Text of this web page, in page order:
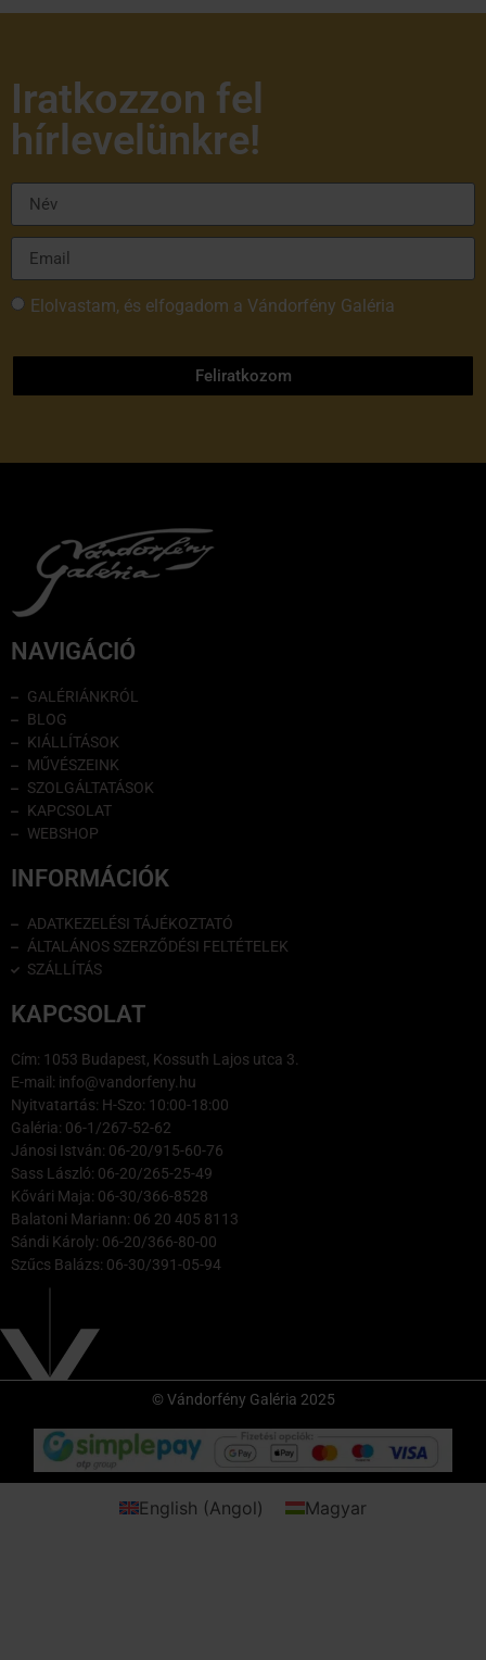
Iratkozzon fel
hírlevelünkre!
Elolvastam, és elfogadom a Vándorfény Galéria
Feliratkozom
NAVIGÁCIÓ
GALÉRIÁNKRÓL
BLOG
KIÁLLÍTÁSOK
MŰVÉSZEINK
SZOLGÁLTATÁSOK
KAPCSOLAT
WEBSHOP
INFORMÁCIÓK
ADATKEZELÉSI TÁJÉKOZTATÓ
ÁLTALÁNOS SZERZŐDÉSI FELTÉTELEK
SZÁLLÍTÁS
KAPCSOLAT
Cím: 1053 Budapest, Kossuth Lajos utca 3.
E-mail: info@vandorfeny.hu
Nyitvatartás: H-Szo: 10:00-18:00
Galéria: 06-1/267-52-62
Jánosi István: 06-20/915-60-76
Sass László: 06-20/265-25-49
Kővári Maja: 06-30/366-8528
Balatoni Mariann: 06 20 405 8113
Sándi Károly: 06-20/366-80-00
Szűcs Balázs: 06-30/391-05-94
© Vándorfény Galéria 2025
English (Angol) Magyar